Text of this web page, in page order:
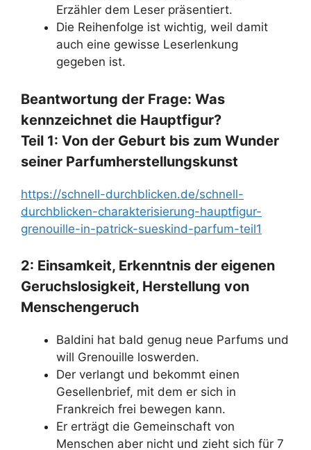
Erzähler dem Leser präsentiert.
Die Reihenfolge ist wichtig, weil damit
auch eine gewisse Leserlenkung
gegeben ist.
Beantwortung der Frage: Was
kennzeichnet die Hauptfigur?
Teil 1: Von der Geburt bis zum Wunder
seiner Parfumherstellungskunst
https://schnell-durchblicken.de/schnell-
durchblicken-charakterisierung-hauptfigur-
grenouille-in-patrick-sueskind-parfum-teil1
2: Einsamkeit, Erkenntnis der eigenen
Geruchslosigkeit, Herstellung von
Menschengeruch
Baldini hat bald genug neue Parfums und
will Grenouille loswerden.
Der verlangt und bekommt einen
Gesellenbrief, mit dem er sich in
Frankreich frei bewegen kann.
Er erträgt die Gemeinschaft von
Menschen aber nicht und zieht sich für 7